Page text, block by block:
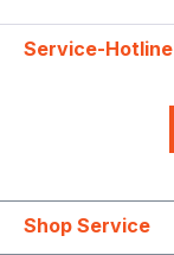
Service-Hotline
Shop Service